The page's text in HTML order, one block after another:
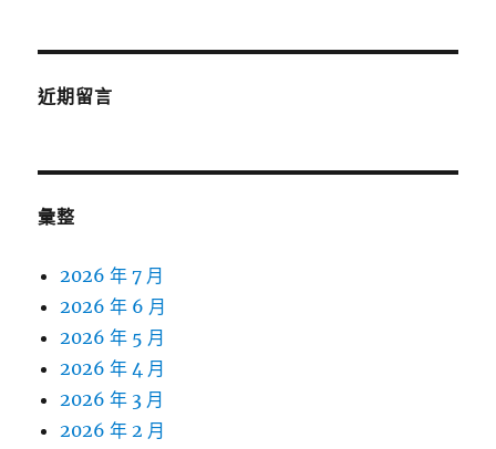
近期留言
彙整
2026 年 7 月
2026 年 6 月
2026 年 5 月
2026 年 4 月
2026 年 3 月
2026 年 2 月